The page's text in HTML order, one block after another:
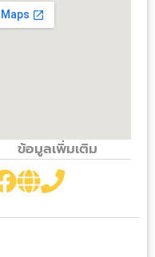
ข้อมูลเพิ่มเติม